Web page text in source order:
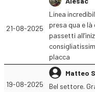
21-08-2025
Linea
presa qua e
passetti
placca
19-08-2025
Matteo
Bel settore.